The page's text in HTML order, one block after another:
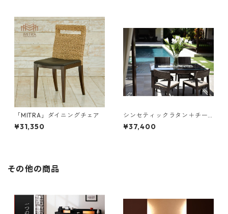
「MITRA」ダイニングチェア
¥31,350
シンセティックラタン＋チー
クのダイニングチェア
¥37,400
その他の商品